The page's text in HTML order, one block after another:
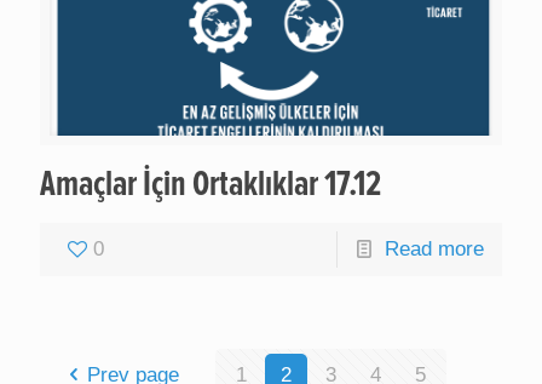
Amaçlar İçin Ortaklıklar 17.12
0 Read more
Prev page 1 2 3 4 5